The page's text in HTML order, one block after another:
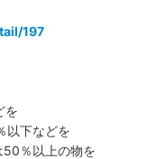
197
を
以下などを
50％以上の物を